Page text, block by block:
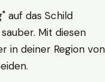
auf das Schild
Mit diesen
in deiner Region von